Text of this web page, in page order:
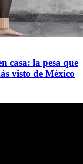
casa: la pesa que
visto de México